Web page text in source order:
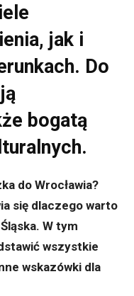
jak i
Do
bogatą
do Wrocławia?
się dlaczego warto
W tym
wszystkie
wskazówki dla